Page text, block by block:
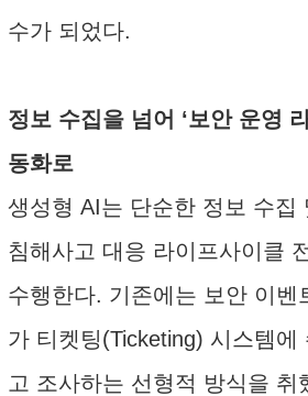
수가 되었다.
정보 수집을 넘어 ‘보안 운영
동화로
생성형 AI는 단순한 정보 수집
침해사고 대응 라이프사이클
수행한다. 기존에는 보안 이벤
가 티켓팅(Ticketing) 시스템에
고 조사하는 선형적 방식을 취